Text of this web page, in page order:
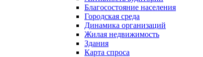
Благосостояние населения
Городская среда
Динамика организаций
Жилая недвижимость
Здания
Карта спроса